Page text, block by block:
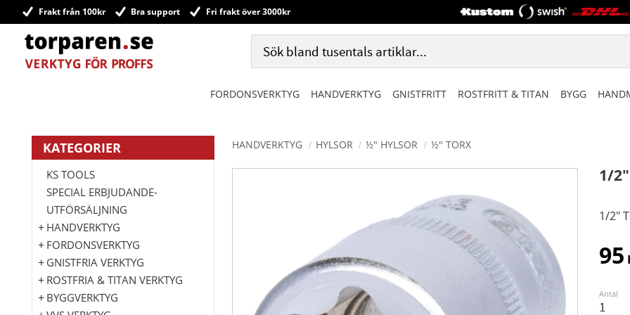
Frakt från 100kr Bra support Fri frakt över 3000kr
FORDONSVERKTYG HANDVERKTYG GNISTFRITT ROSTFRITT & TITAN BYGG
HANDVERKTYG HYLSOR ½" HYLSOR ½" TORX
1/2"
1/2"
95
Antal
KATEGORIER
KS TOOLS
SPECIAL ERBJUDANDE-
UTFÖRSÄLJNING
HANDVERKTYG
FORDONSVERKTYG
GNISTFRIA VERKTYG
ROSTFRIA & TITAN VERKTYG
BYGGVERKTYG